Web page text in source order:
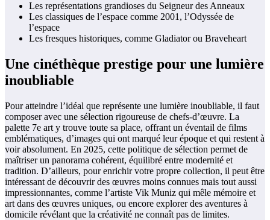
Les représentations grandioses du Seigneur des Anneaux
Les classiques de l’espace comme 2001, l’Odyssée de
l’espace
Les fresques historiques, comme Gladiator ou Braveheart
Une cinéthèque prestige pour une lumière
inoubliable
Pour atteindre l’idéal que représente une lumière inoubliable, il faut
composer avec une sélection rigoureuse de chefs-d’œuvre. La
palette 7e art y trouve toute sa place, offrant un éventail de films
emblématiques, d’images qui ont marqué leur époque et qui restent à
voir absolument. En 2025, cette politique de sélection permet de
maîtriser un panorama cohérent, équilibré entre modernité et
tradition. D’ailleurs, pour enrichir votre propre collection, il peut être
intéressant de découvrir des œuvres moins connues mais tout aussi
impressionnantes, comme l’artiste Vik Muniz qui mêle mémoire et
art dans des œuvres uniques, ou encore explorer des aventures à
domicile révélant que la créativité ne connaît pas de limites.